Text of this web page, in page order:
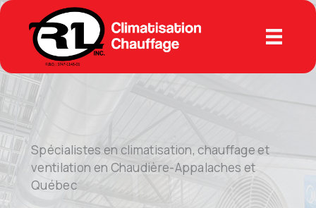
Aller
contenu
Spécialistes en climatisation, chauffage et
ventilation en Chaudière-Appalaches et
Québec